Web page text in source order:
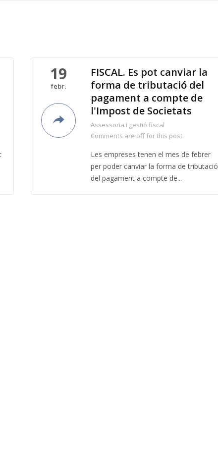
19
febr.
FISCAL. Es pot canviar la
forma de tributació del
pagament a compte de
l'Impost de Societats
Assessoria i gestió fiscal
Comments are off for this post.
Les empreses tenen el mes de febrer
per poder canviar la forma de tributació
del pagament a compte de...